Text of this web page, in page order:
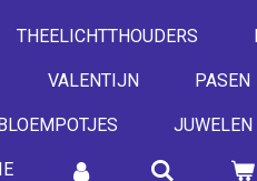
THEELICHTTHOUDERS
VALENTIJN PASEN
JUWELEN